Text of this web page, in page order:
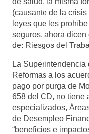
de salud, la misma
(causante de la
leyes que les
seguros, ahora dicen
de: Riesgos del
La
Reformas a los
pago por purga de
658 del CD, no tiene
especializados,
de Desempleo
“beneficios e